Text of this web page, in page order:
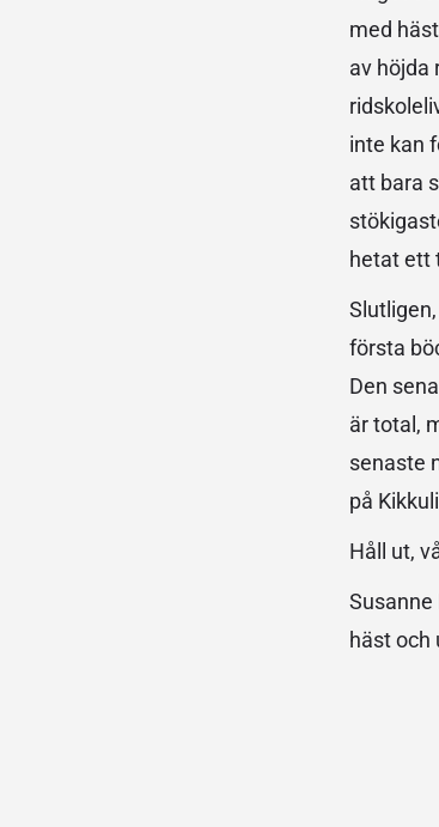
med
av höjda
inte kan
att bara
hetat ett
första
Den
är total,
senaste
på
Håll ut,
häst och